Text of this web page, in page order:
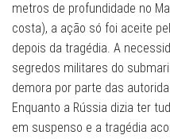
metros de profundidade no
costa), a ação só foi aceite
depois da tragédia. A
segredos militares do
demora por parte das
Enquanto a Rússia dizia ter
em suspenso e a tragédia